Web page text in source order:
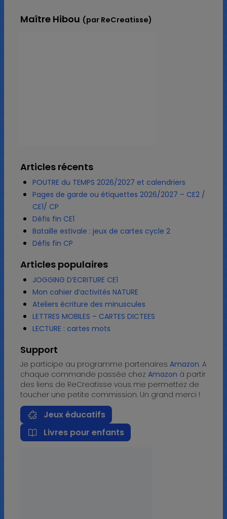
Maître Hibou (par ReCreatisse)
Articles récents
POUTRE du TEMPS 2026/2027 et calendriers
Pages de garde ou étiquettes 2026/2027 – CE2 /
CE1/ CP
Défis fin CE1
Bataille estivale : jeux de cartes cycle 2
Défis fin CP
Articles populaires
JOGGING D’ECRITURE CE1
Mon cahier d’activités NATURE
Ateliers écriture des minuscules
LETTRES MOBILES – CARTES DICTEES
LECTURE : cartes mots
Support
Je participe au programme partenaires Amazon. A
chaque commande passée chez Amazon à partir
des liens de ReCreatisse vous me permettez de
toucher une petite commission. Un grand merci !
Jeux éducatifs
Livres pour enfants